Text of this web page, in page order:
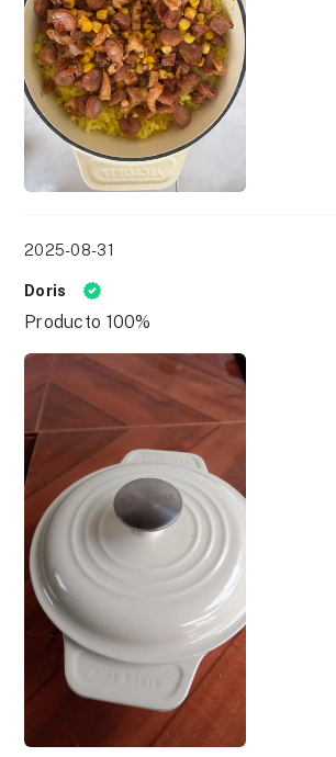
2025-08-31
Doris
Producto 100%